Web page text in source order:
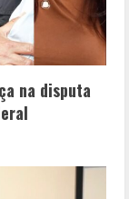
na disputa